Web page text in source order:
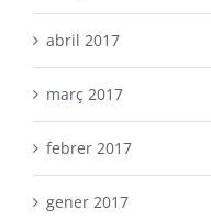
abril 2017
març 2017
febrer 2017
gener 2017